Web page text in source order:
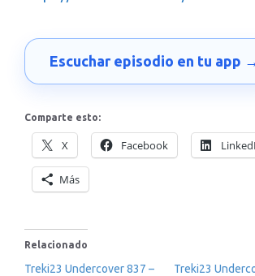
Escuchar episodio en tu app
Comparte esto:
X Facebook
Más
Relacionado
Treki23 Undercover 837 –
Treki23